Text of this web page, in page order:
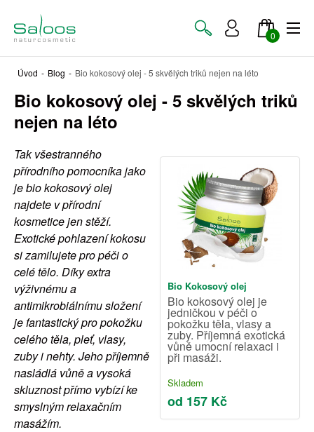
0
Úvod - Blog - Bio kokosový olej - 5 skvělých triků nejen na léto
Bio kokosový olej - 5 skvělých triků
nejen na léto
Bio Kokosový olej
Bio kokosový olej je
jedničkou v péči o
pokožku těla, vlasy a
zuby. Příjemná exotická
vůně umocní relaxaci i
při masáži.
Skladem
od 157 Kč
Tak všestranného
přírodního pomocníka jako
je bio kokosový olej
najdete v přírodní
kosmetice jen stěží.
Exotické pohlazení kokosu
si zamilujete pro péči o
celé tělo. Díky extra
výživnému a
antimikrobiálnímu složení
je fantastický pro pokožku
celého těla, pleť, vlasy,
zuby i nehty. Jeho příjemně
nasládlá vůně a vysoká
skluznost přímo vybízí ke
smyslným relaxačním
masážím.